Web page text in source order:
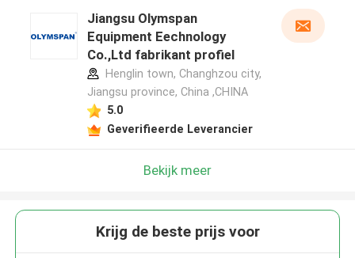
Jiangsu Olymspan
Equipment Eechnology
Co.,Ltd fabrikant profiel
Henglin town, Changhzou city,
Jiangsu province, China ,CHINA
5.0
Geverifieerde Leverancier
Bekijk meer
Krijg de beste prijs voor